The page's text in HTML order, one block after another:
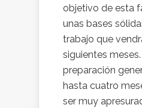
objetivo de esta
unas bases
trabajo que
siguientes
preparación
hasta cuatro
ser muy